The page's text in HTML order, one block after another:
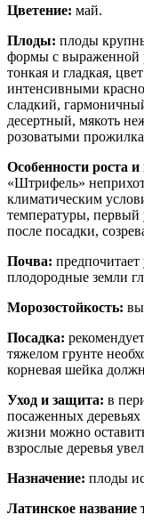
Цветение: май.
Плоды: плоды
формы с выраженной
тонкая и гладкая,
интенсивными
сладкий,
десертный, мякоть
розоватыми
Особенности роста
«Штрифель»
климатическим
температуры, первый
после посадки,
Почва:
плодородные земли
Морозостойкость:
Посадка:
тяжелом грунте
корневая шейка
Уход и защита: в
посаженных деревьях
жизни можно
взрослые деревья
Назначение: плоды
Латинское название